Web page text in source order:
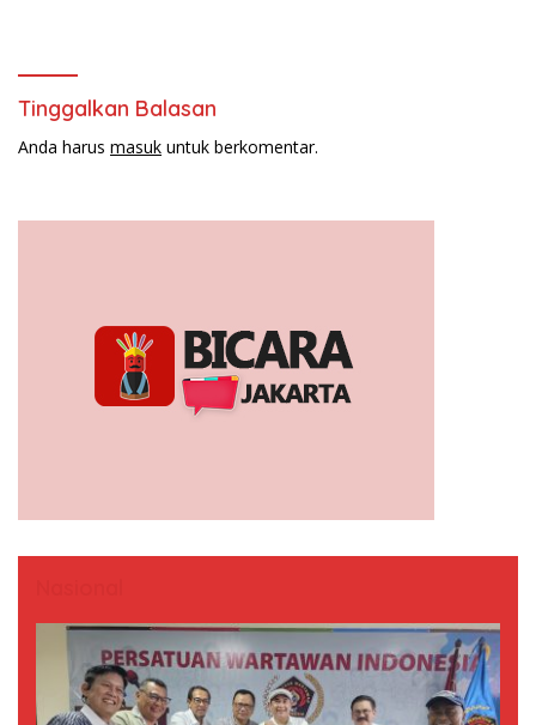
Tinggalkan Balasan
Anda harus masuk untuk berkomentar.